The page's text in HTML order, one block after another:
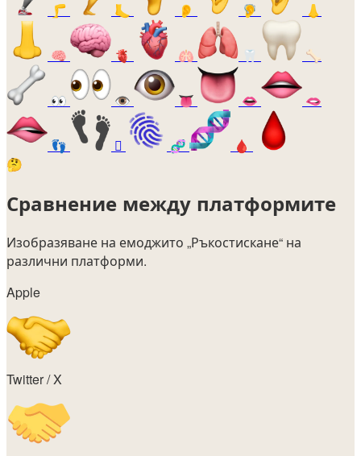
🦵 🦶 👂 🦻 👃
🧠 🫀 🫁 🦷 🦴
👀 👁️ 👅 👄 🫦
👣 🫆 🧬
🩸
🤔
Сравнение между платформите
Изобразяване на емоджито „Ръкостискане“ на
различни платформи.
Apple
Twitter / X